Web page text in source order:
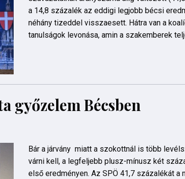
a 14,8 százalék az eddigi legjobb bécsi
néhány tizeddel visszaesett. Hátra van a
tanulságok levonása, amin a szakemberek
győzelem Bécsben
Bár a járvány miatt a szokottnál is több
várni kell, a legfeljebb plusz-mínusz két
első eredményen. Az SPÖ 41,7 százalékát a